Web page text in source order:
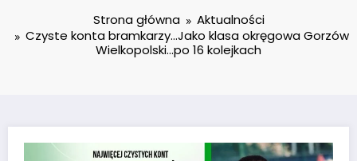
Strona główna
Aktualności
Czyste konta bramkarzy…Jako klasa okręgowa Gorzów
Wielkopolski…po 16 kolejkach